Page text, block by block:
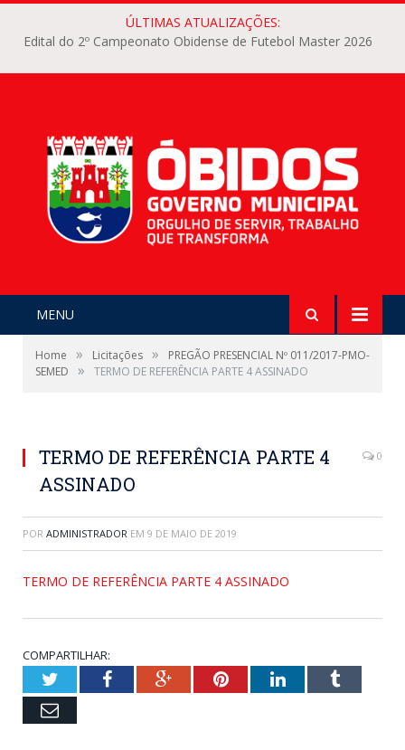
ÚLTIMAS ATUALIZAÇÕES:
Edital do 2º Campeonato Obidense de Futebol Master 2026
MENU
Home » Licitações »
PREGÃO PRESENCIAL Nº 011/2017-PMO-
SEMED
» TERMO DE REFERÊNCIA PARTE 4 ASSINADO
TERMO DE REFERÊNCIA PARTE 4
ASSINADO
0
POR ADMINISTRADOR EM 9 DE MAIO DE 2019
TERMO DE REFERÊNCIA PARTE 4 ASSINADO
COMPARTILHAR:
TwitterFacebookGoogle+PinterestLinkedInTumblr
Email